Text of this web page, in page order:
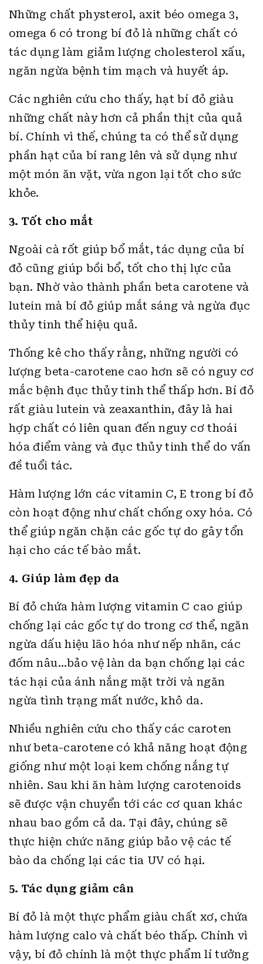
Những chất physterol, axit béo omega 3,
omega 6 có trong bí đỏ là những chất có
tác dụng làm giảm lượng cholesterol xấu,
ngăn ngừa bệnh tim mạch và huyết áp.
Các nghiên cứu cho thấy, hạt bí đỏ giàu
những chất này hơn cả phần thịt của quả
bí. Chính vì thế, chúng ta có thể sử dụng
phần hạt của bí rang lên và sử dụng như
một món ăn vặt, vừa ngon lại tốt cho sức
khỏe.
3. Tốt cho mắt
Ngoài cà rốt giúp bổ mắt, tác dụng của bí
đỏ cũng giúp bồi bổ, tốt cho thị lực của
bạn. Nhờ vào thành phần beta carotene và
lutein mà bí đỏ giúp mắt sáng và ngừa đục
thủy tinh thể hiệu quả.
Thống kê cho thấy rằng, những người có
lượng beta-carotene cao hơn sẽ có nguy cơ
mắc bệnh đục thủy tinh thể thấp hơn. Bí đỏ
rất giàu lutein và zeaxanthin, đây là hai
hợp chất có liên quan đến nguy cơ thoái
hóa điểm vàng và đục thủy tinh thể do vấn
đề tuổi tác.
Hàm lượng lớn các vitamin C, E trong bí đỏ
còn hoạt động như chất chống oxy hóa. Có
thể giúp ngăn chặn các gốc tự do gây tổn
hại cho các tế bào mắt.
4. Giúp làm đẹp da
Bí đỏ chứa hàm lượng vitamin C cao giúp
chống lại các gốc tự do trong cơ thể, ngăn
ngừa dấu hiệu lão hóa như nếp nhăn, các
đốm nâu…bảo vệ làn da bạn chống lại các
tác hại của ánh nắng mặt trời và ngăn
ngừa tình trạng mất nước, khô da.
Nhiều nghiên cứu cho thấy các caroten
như beta-carotene có khả năng hoạt động
giống như một loại kem chống nắng tự
nhiên. Sau khi ăn hàm lượng carotenoids
sẽ được vận chuyển tới các cơ quan khác
nhau bao gồm cả da. Tại đây, chúng sẽ
thực hiện chức năng giúp bảo vệ các tế
bào da chống lại các tia UV có hại.
5. Tác dụng giảm cân
Bí đỏ là một thực phẩm giàu chất xơ, chứa
hàm lượng calo và chất béo thấp. Chính vì
vậy, bí đỏ chính là một thực phẩm lí tưởng